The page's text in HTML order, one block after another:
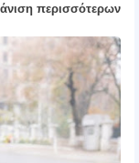
περισσότερων